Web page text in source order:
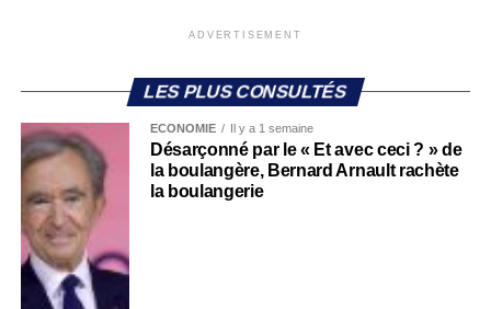
ADVERTISEMENT
LES PLUS CONSULTÉS
ECONOMIE Il y a 1 semaine
Désarçonné par le « Et avec ceci ? » de
la boulangère, Bernard Arnault rachète
la boulangerie